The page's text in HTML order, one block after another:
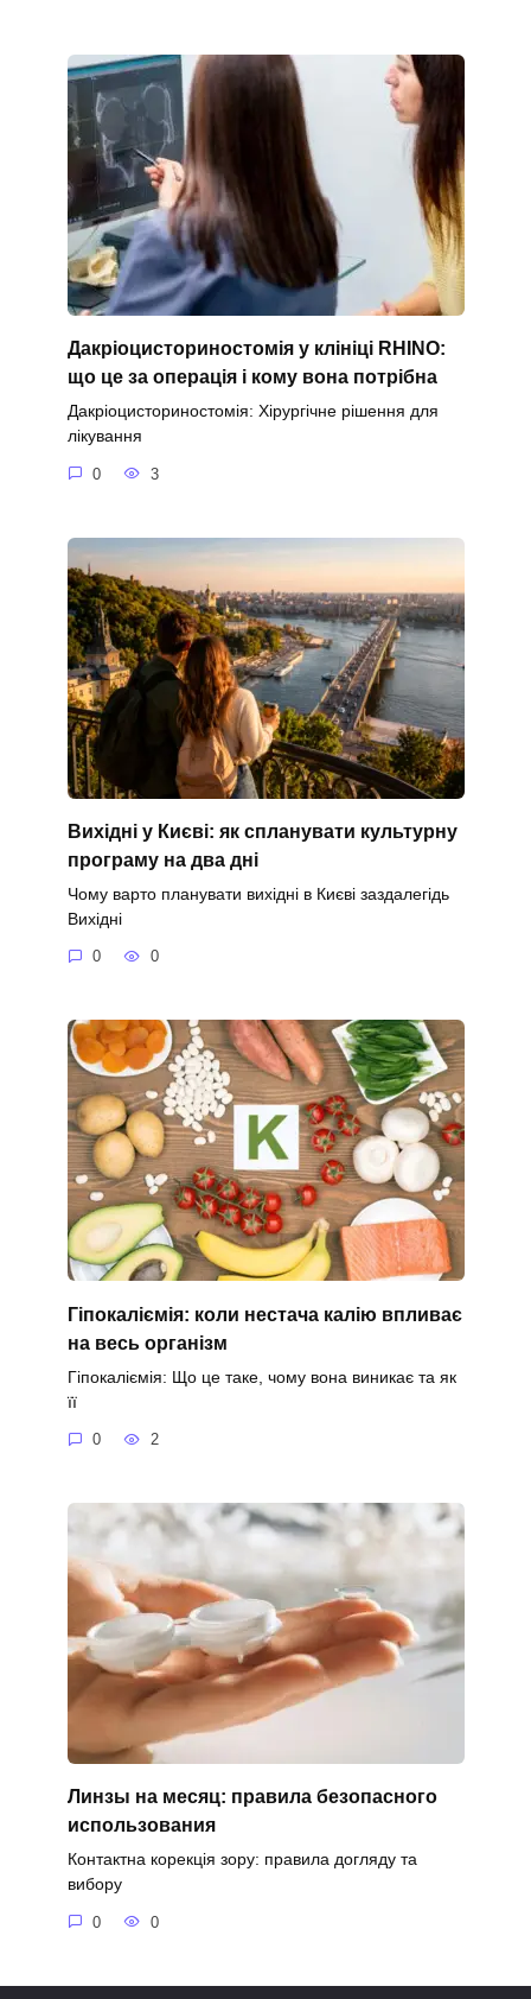
Дакріоцисториностомія у клініці RHINO:
що це за операція і кому вона потрібна
Дакріоцисториностомія: Хірургічне рішення для
лікування
0 3
Вихідні у Києві: як спланувати культурну
програму на два дні
Чому варто планувати вихідні в Києві заздалегідь
Вихідні
0 0
Гіпокаліємія: коли нестача калію впливає
на весь організм
Гіпокаліємія: Що це таке, чому вона виникає та як
її
0 2
Линзы на месяц: правила безопасного
использования
Контактна корекція зору: правила догляду та
вибору
0 0